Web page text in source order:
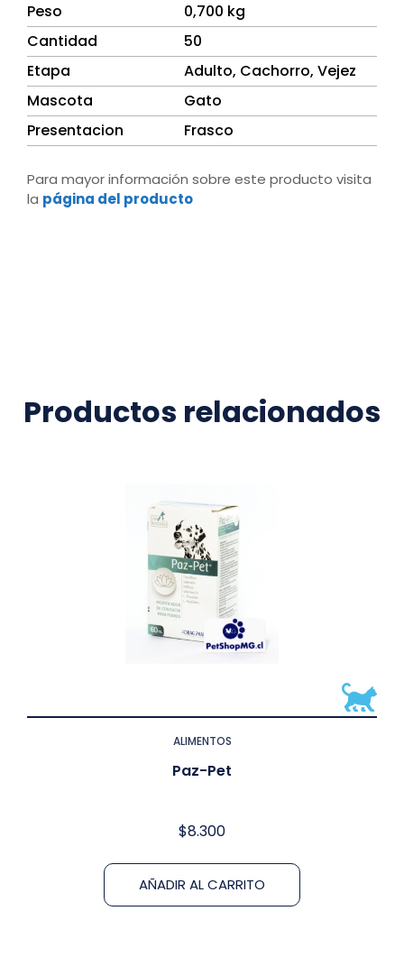
Peso
0,700 kg
Cantidad
50
Etapa
Adulto, Cachorro, Vejez
Mascota
Gato
Presentacion
Frasco
Para mayor información sobre este producto visita
la página del producto
Productos relacionados
ALIMENTOS
Paz-Pet
$8.300
AÑADIR AL CARRITO